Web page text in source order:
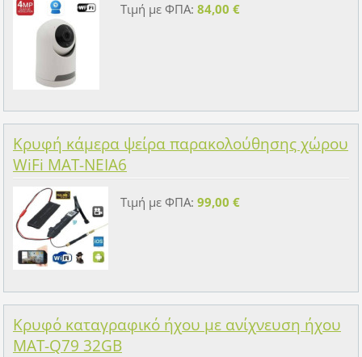
Τιμή με ΦΠΑ: 84,00 €
Κρυφή κάμερα ψείρα παρακολούθησης χώρου
WiFi MAT-NEIA6
Τιμή με ΦΠΑ: 99,00 €
Κρυφό καταγραφικό ήχου με ανίχνευση ήχου
MAT-Q79 32GB